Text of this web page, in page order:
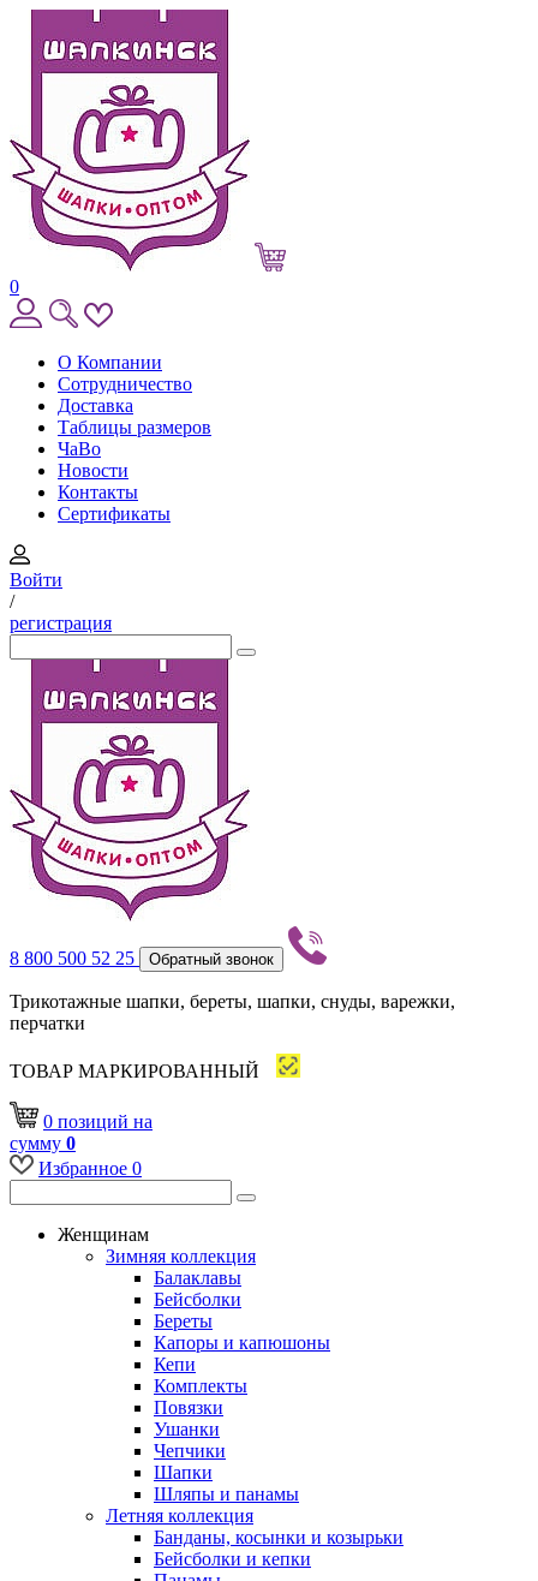
0
О Компании
Сотрудничество
Доставка
Таблицы размеров
ЧаВо
Новости
Контакты
Сертификаты
Войти
/
регистрация
8 800 500 52 25 Обратный звонок
Трикотажные шапки, береты, шапки, снуды, варежки,
перчатки
ТОВАР МАРКИРОВАННЫЙ
0 позиций на
сумму 0
Избранное 0
Женщинам
Зимняя коллекция
Балаклавы
Бейсболки
Береты
Капоры и капюшоны
Кепи
Комплекты
Повязки
Ушанки
Чепчики
Шапки
Шляпы и панамы
Летняя коллекция
Банданы, косынки и козырьки
Бейсболки и кепки